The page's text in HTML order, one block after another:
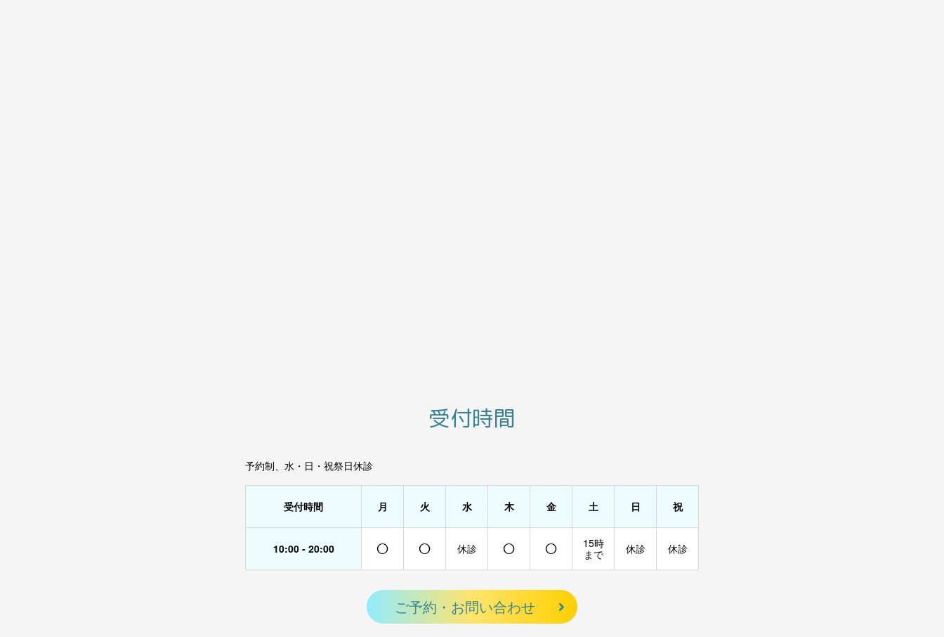
受付時間
予約制、水・日・祝祭日休診
受付時間 月 火 水 木 金 土 日 祝
10:00 - 20:00 ○ ○ 休診 ○ ○
15時
まで
休診 休診
ご予約・お問い合わせ